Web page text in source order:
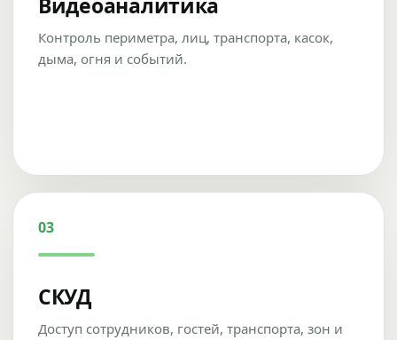
Контроль периметра, лиц, транспорта, касок,
дыма, огня и событий.
03
СКУД
Доступ сотрудников, гостей, транспорта, зон и